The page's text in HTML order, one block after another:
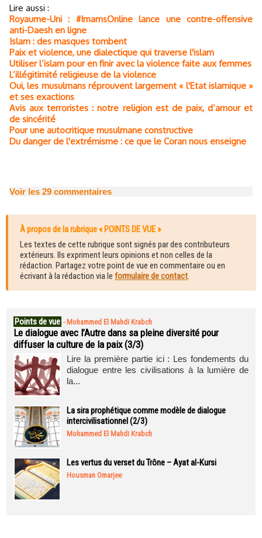
Lire aussi :
Royaume-Uni : #ImamsOnline lance une contre-offensive
anti-Daesh en ligne
Islam : des masques tombent
Paix et violence, une dialectique qui traverse l'islam
Utiliser l’islam pour en finir avec la violence faite aux femmes
L’illégitimité religieuse de la violence
Oui, les musulmans réprouvent largement « l'Etat islamique »
et ses exactions
Avis aux terroristes : notre religion est de paix, d’amour et
de sincérité
Pour une autocritique musulmane constructive
Du danger de l'extrémisme : ce que le Coran nous enseigne
Voir les 29 commentaires
À propos de la rubrique « POINTS DE VUE »
Les textes de cette rubrique sont signés par des contributeurs
extérieurs. Ils expriment leurs opinions et non celles de la
rédaction. Partagez votre point de vue en commentaire ou en
écrivant à la rédaction via le formulaire de contact.
Points de vue - Mohammed El Mahdi Krabch
Le dialogue avec l’Autre dans sa pleine diversité pour
diffuser la culture de la paix (3/3)
Lire la première partie ici : Les fondements du
dialogue entre les civilisations à la lumière de
la...
La sira prophétique comme modèle de dialogue
intercivilisationnel (2/3)
Mohammed El Mahdi Krabch
Les vertus du verset du Trône – Ayat al-Kursi
Housman Omarjee